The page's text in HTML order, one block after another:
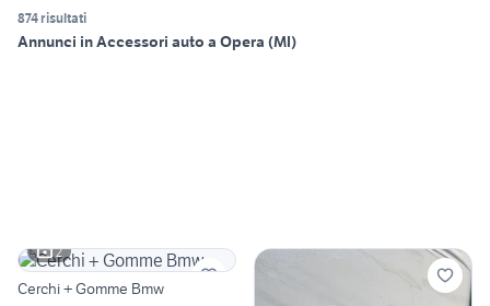
874 risultati
Annunci in Accessori auto a Opera (MI)
2
Cerchi + Gomme Bmw